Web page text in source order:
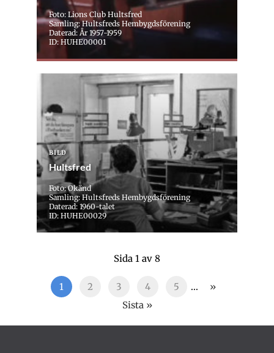
Foto: Lions Club Hultsfred
Samling: Hultsfreds Hembygdsförening
Daterad: År 1957-1959
ID: HUHE00001
BILD
Hultsfred
Foto: Okänd
Samling: Hultsfreds Hembygdsförening
Daterad: 1960-talet
ID: HUHE00029
Sida 1 av 8
1 2 3 4 5 ...
»
Sista »